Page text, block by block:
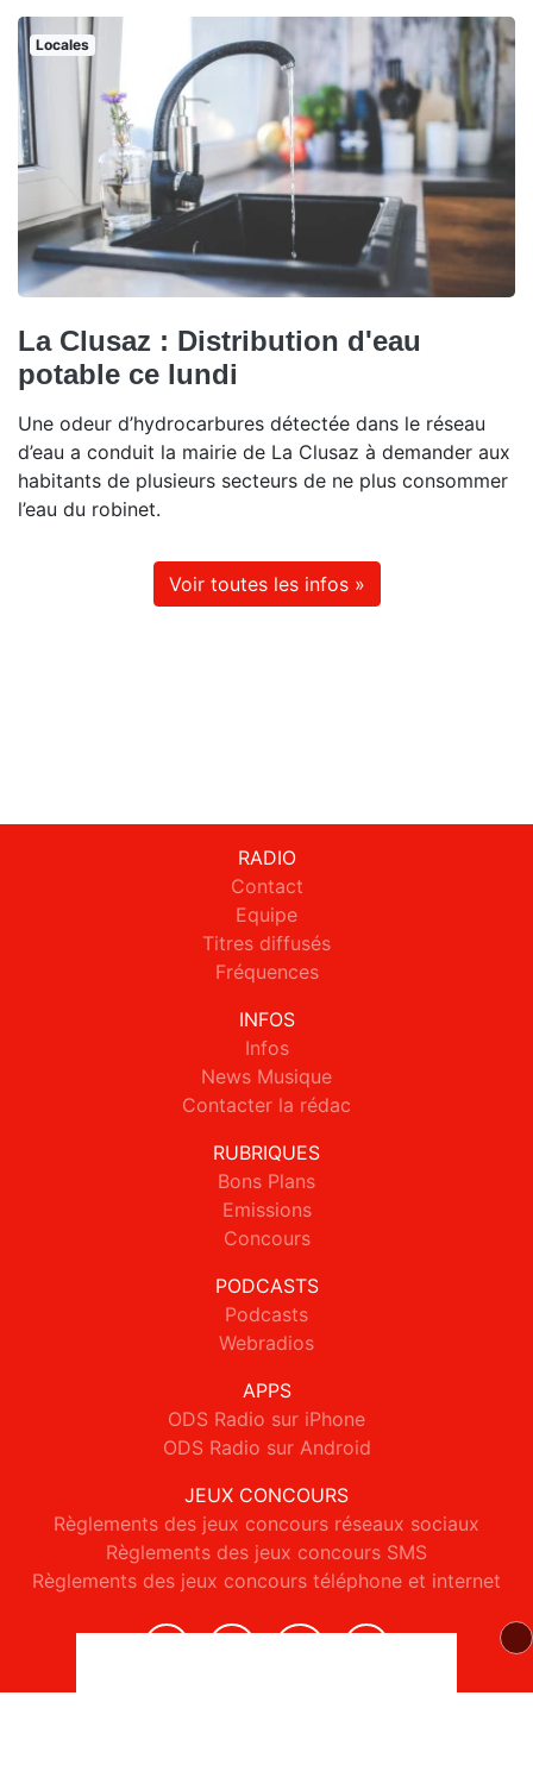
Locales
La Clusaz : Distribution d'eau
potable ce lundi
Une odeur d’hydrocarbures détectée dans le réseau
d’eau a conduit la mairie de La Clusaz à demander aux
habitants de plusieurs secteurs de ne plus consommer
l’eau du robinet.
Voir toutes les infos »
RADIO
Contact
Equipe
Titres diffusés
Fréquences
INFOS
Infos
News Musique
Contacter la rédac
RUBRIQUES
Bons Plans
Emissions
Concours
PODCASTS
Podcasts
Webradios
APPS
ODS Radio sur iPhone
ODS Radio sur Android
JEUX CONCOURS
Règlements des jeux concours réseaux sociaux
Règlements des jeux concours SMS
Règlements des jeux concours téléphone et internet